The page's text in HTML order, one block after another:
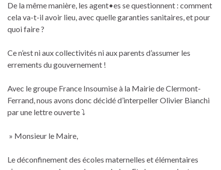
De la même manière, les agent•es se questionnent : comment
cela va-t-il avoir lieu, avec quelle garanties sanitaires, et pour
quoi faire ?
Ce n’est ni aux collectivités ni aux parents d’assumer les
errements du gouvernement !
Avec le groupe France Insoumise à la Mairie de Clermont-
Ferrand, nous avons donc décidé d’interpeller Olivier Bianchi
par une lettre ouverte ⤵️
» Monsieur le Maire,
Le déconfinement des écoles maternelles et élémentaires